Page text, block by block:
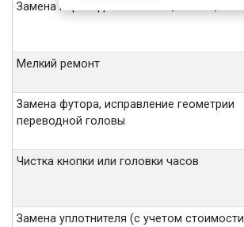
Замена переводной головки, кнопки, вала
Мелкий ремонт
Замена футора, исправление геометрии
переводной головы
Чистка кнопки или головки часов
Замена уплотнителя (с учетом стоимости